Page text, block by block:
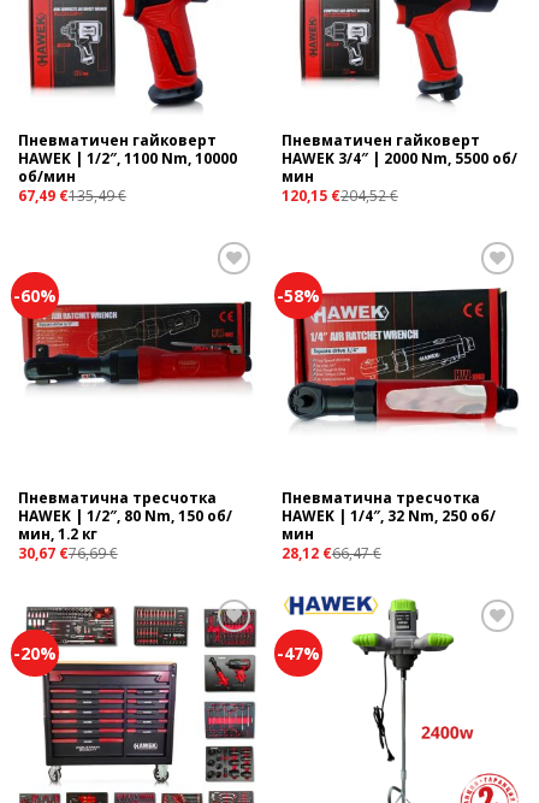
Пневматичен гайковерт
HAWEK | 1/2″, 1100 Nm, 10000
об/мин
67,49 €135,49€
Пневматичен гайковерт
HAWEK 3/4″ | 2000 Nm, 5500 об/
мин
120,15 €204,52€
-60%
Add to
wishlist
Пневматична тресчотка
HAWEK | 1/2″, 80 Nm, 150 об/
мин, 1.2 кг
30,67 €76,69€
-58%
Add to
wishlist
Пневматична тресчотка
HAWEK | 1/4″, 32 Nm, 250 об/
мин
28,12 €66,47€
-20%
Add to
wishlist
-47%